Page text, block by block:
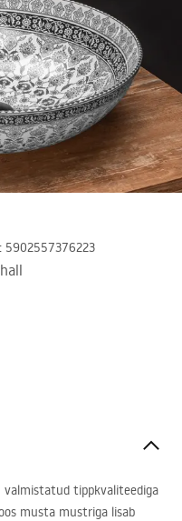
: 5902557376223
valmistatud tippkvaliteediga
musta mustriga lisab